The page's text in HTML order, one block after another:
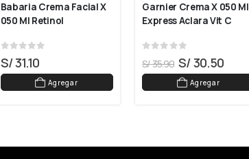
Babaria Crema Facial X
050 Ml Retinol
S/31.10
Agregar
Garnier Crema X 050 Ml
Express Aclara Vit C
S/35.90 S/30.50
Agregar